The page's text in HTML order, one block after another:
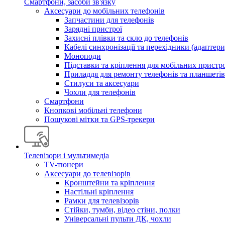
Смартфони, засоби зв'язку
Аксесуари до мобільних телефонів
Запчастини для телефонів
Зарядні пристрої
Захисні плівки та скло до телефонів
Кабелі синхронізації та перехідники
Моноподи
Підставки та кріплення для мобільних
Приладдя для ремонту телефонів та планшетів
Стилуси та аксесуари
Чохли для телефонів
Смартфони
Кнопкові мобільні телефони
Пошукові мітки та GPS-трекери
Телевізори і мультимедіа
TV-тюнери
Аксесуари до телевізорів
Кронштейни та кріплення
Настільні кріплення
Рамки для телевізорів
Стійки, тумби, відео стіни, полки
Універсальні пульти ДК, чохли